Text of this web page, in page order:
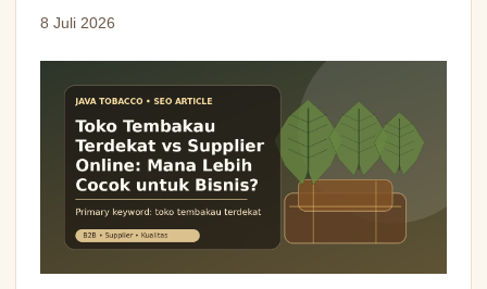
8 Juli 2026